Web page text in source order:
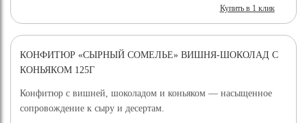
Купить в 1 клик
КОНФИТЮР «СЫРНЫЙ СОМЕЛЬЕ» ВИШНЯ-ШОКОЛАД С
КОНЬЯКОМ 125Г
Конфитюр с вишней, шоколадом и коньяком — насыщенное
сопровождение к сыру и десертам.